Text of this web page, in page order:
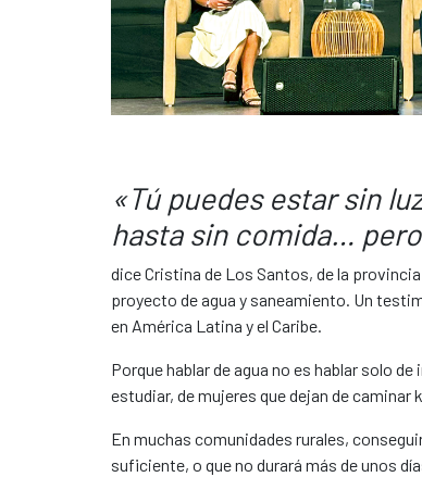
«Tú puedes estar sin
hasta sin comida…
dice Cristina de Los Santos, de la
proyecto de agua y saneamiento. Un
en América Latina y el Caribe.
Porque hablar de agua no es hablar solo
estudiar, de mujeres que dejan de
En muchas comunidades rurales,
suficiente, o que no durará más de unos